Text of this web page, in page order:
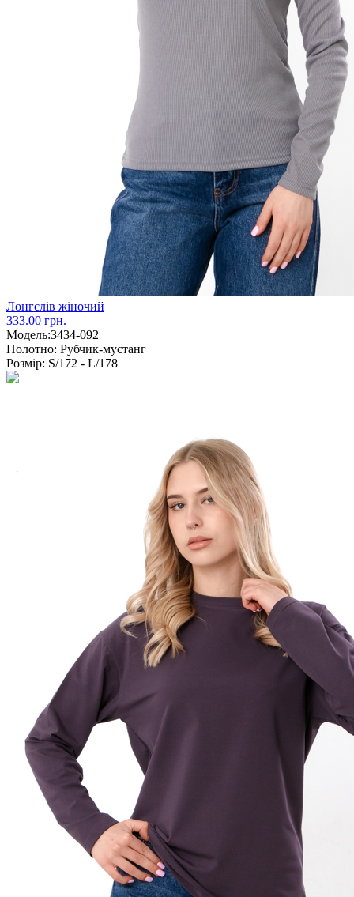
Лонгслів жіночий
333.00 грн.
Модель:3434-092
Полотно: Рубчик-мустанг
Розмір: S/172 - L/178